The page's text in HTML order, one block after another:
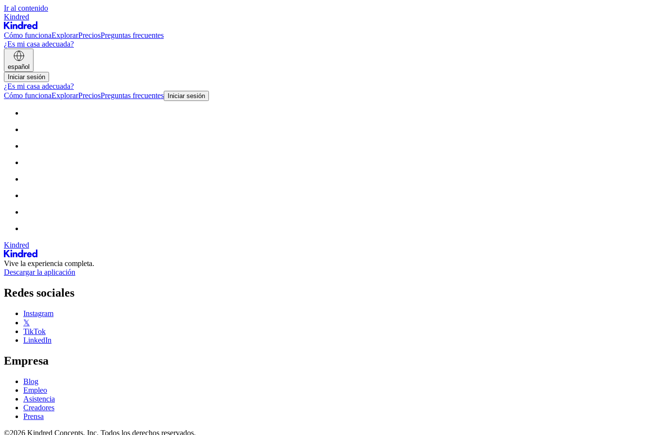
Ir al contenido
Kindred
Cómo funcionaExplorarPreciosPreguntas frecuentes
¿Es mi casa adecuada?
español
Iniciar sesión
¿Es mi casa adecuada?
Cómo funcionaExplorarPreciosPreguntas frecuentes Iniciar sesión
Kindred
Vive la experiencia completa.
Descargar la aplicación
Redes sociales
Instagram
𝕏
TikTok
LinkedIn
Empresa
Blog
Empleo
Asistencia
Creadores
Prensa
©2026 Kindred Concepts, Inc. Todos los derechos reservados.